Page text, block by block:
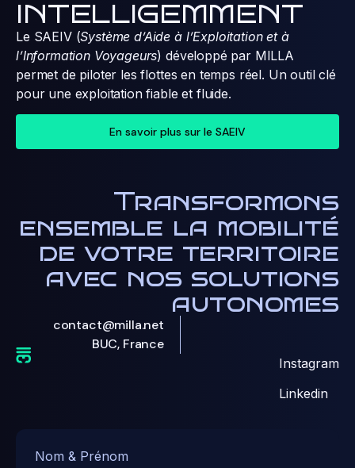
INTELLIGEMMENT
Le SAEIV (Système d’Aide à l’Exploitation et à
l’Information Voyageurs) développé par MILLA
permet de piloter les flottes en temps réel. Un outil clé
pour une exploitation fiable et fluide.
En savoir plus sur le SAEIV
Transformons
ensemble la mobilité
de votre territoire
avec nos solutions
autonomes
contact@milla.net
BUC, France
Instagram
Linkedin